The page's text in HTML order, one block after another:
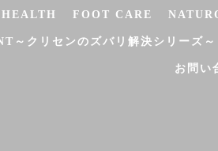
HEALTH FOOT CARE
～クリセンのズバリ解決シリーズ～
お問い